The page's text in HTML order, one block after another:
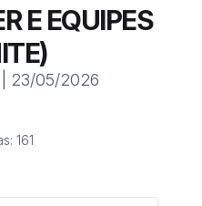
E EQUIPES
23/05/2026
161